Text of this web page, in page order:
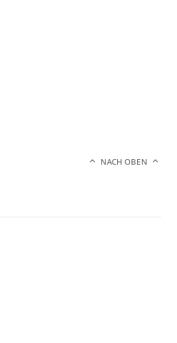
NACH OBEN